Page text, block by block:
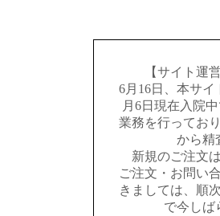
【サイト運
6月16日、本サ
月6日現在入院
業務を行ってお
から精
新規のご注文
ご注文・お問い
きましては、順
で今しば